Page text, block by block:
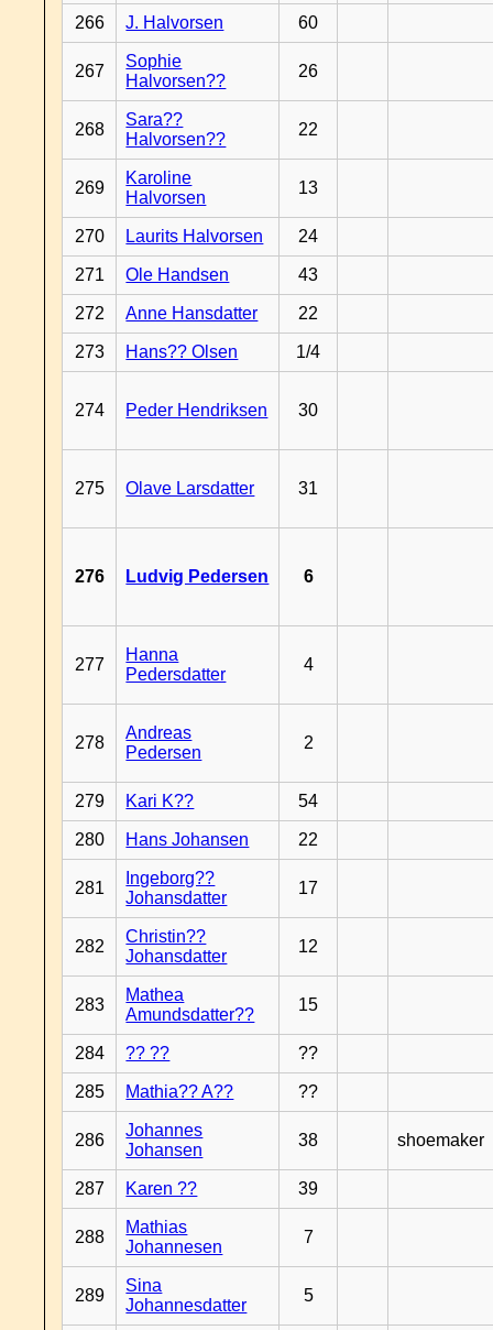
266 J. Halvorsen 60
267
Sophie
Halvorsen??
26
268
Sara??
Halvorsen??
22
269
Karoline
Halvorsen
13
270 Laurits Halvorsen 24
271 Ole Handsen 43
272 Anne Hansdatter 22
273 Hans?? Olsen 1/4
274 Peder Hendriksen 30
275 Olave Larsdatter 31
276 Ludvig Pedersen 6
277
Hanna
Pedersdatter
4
278
Andreas
Pedersen
2
279 Kari K?? 54
280 Hans Johansen 22
281
Ingeborg??
Johansdatter
17
282
Christin??
Johansdatter
12
283
Mathea
Amundsdatter??
15
284 ?? ?? ??
285 Mathia?? A?? ??
286
Johannes
Johansen
38 shoemaker
287 Karen ?? 39
288
Mathias
Johannesen
7
289
Sina
Johannesdatter
5